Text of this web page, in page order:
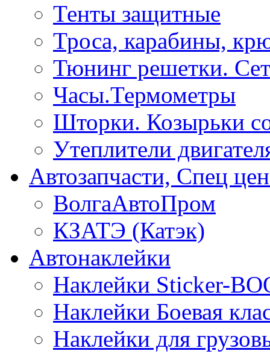
Тенты защитные
Троса, карабины,
Тюнинг решетки.
Часы.Термометры
Шторки. Козырьки
Утеплители
Автозапчасти, Спец
ВолгаАвтоПром
КЗАТЭ (Катэк)
Автонаклейки
Наклейки Sticker-
Наклейки Боевая
Наклейки для